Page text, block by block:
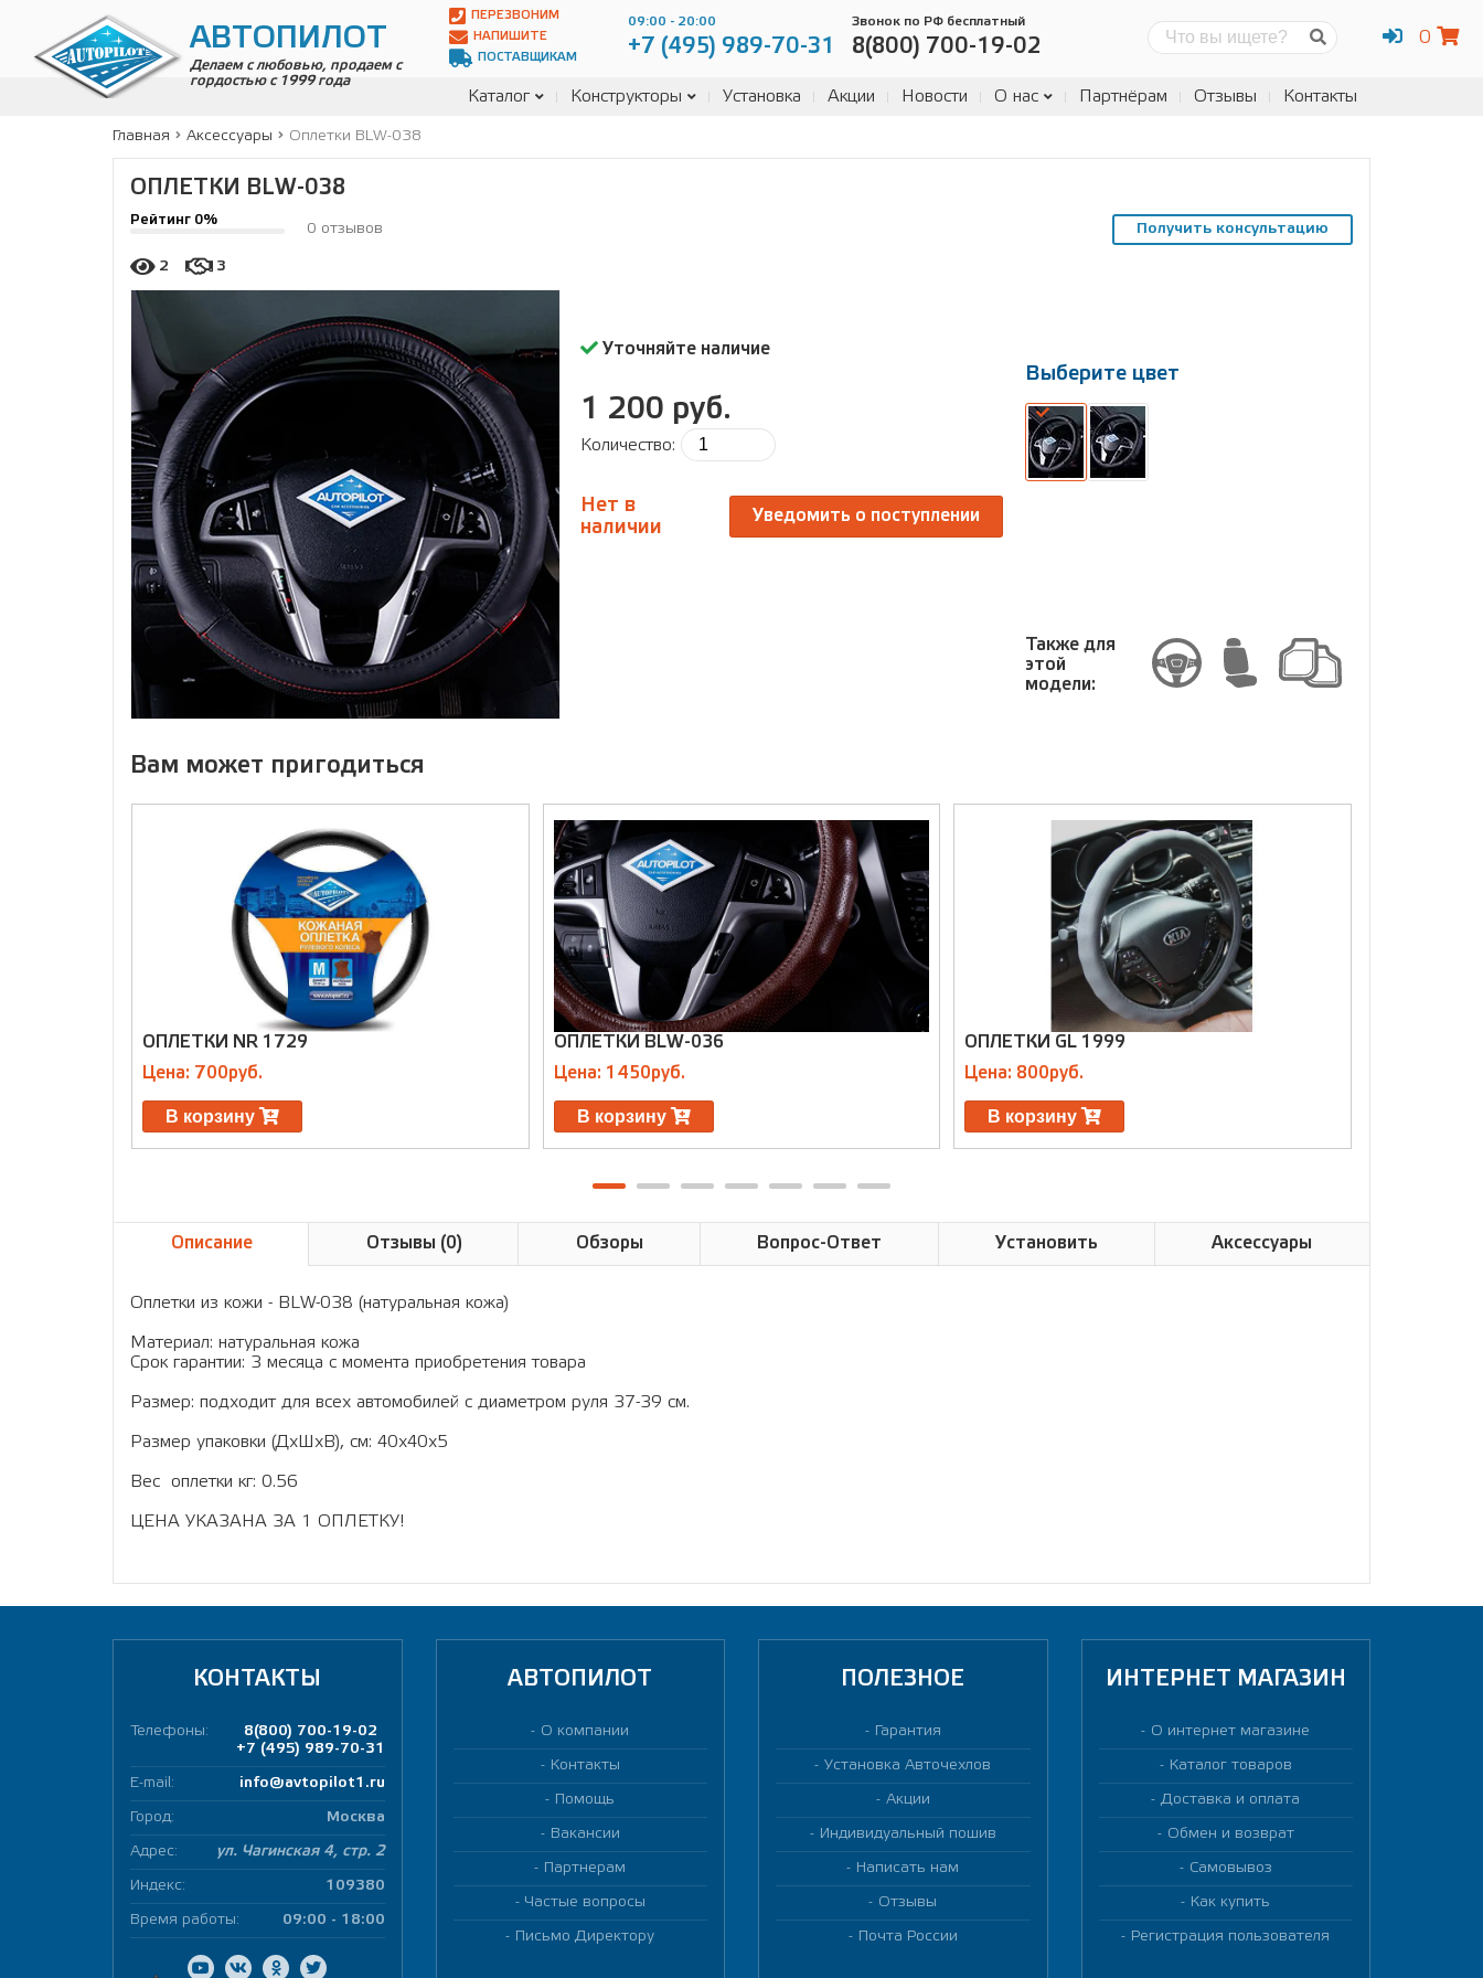
АВТОПИЛОТ
Делаем с любовью, продаем с
гордостью с 1999 года
ПЕРЕЗВОНИМ
НАПИШИТЕ
ПОСТАВЩИКАМ
09:00 - 20:00
+7 (495) 989-70-31
Звонок по РФ бесплатный
8(800) 700-19-02 0
Каталог Конструкторы Установка Акции Новости О нас Партнёрам Отзывы Контакты
Главная Аксессуары Оплетки BLW-038
ОПЛЕТКИ BLW-038
Рейтинг 0%
0 отзывов Получить консультацию
2 3
Уточняйте наличие
1 200 руб.
Количество:
Нет в
наличии
Уведомить о поступлении
Выберите цвет
Выберите
размер
Также для
этой
модели:
Вам может пригодиться
ОПЛЕТКИ NR 1729
Цена: 700руб.
В корзину
ОПЛЕТКИ BLW-036
Цена: 1450руб.
В корзину
ОПЛЕТКИ GL 1999
Цена: 800руб.
В корзину
Описание Отзывы (0) Обзоры Вопрос-Ответ Установить Аксессуары
Оплетки из кожи - BLW-038 (натуральная кожа)
Материал: натуральная кожа
Срок гарантии: 3 месяца с момента приобретения товара
Размер: подходит для всех автомобилей с диаметром руля 37-39 см.
Размер упаковки (ДхШхВ), см: 40x40x5
Вес оплетки кг: 0.56
ЦЕНА УКАЗАНА ЗА 1 ОПЛЕТКУ!
КОНТАКТЫ
Телефоны:
8(800) 700-19-02
+7 (495) 989-70-31
E-mail: info@avtopilot1.ru
Город: Москва
Адрес: ул. Чагинская 4, стр. 2
Индекс: 109380
Время работы: 09:00 - 18:00
АВТОПИЛОТ
О компании
Контакты
Помощь
Вакансии
Партнерам
Частые вопросы
Письмо Директору
ПОЛЕЗНОЕ
Гарантия
Установка Авточехлов
Акции
Индивидуальный пошив
Написать нам
Отзывы
Почта России
ИНТЕРНЕТ МАГАЗИН
О интернет магазине
Каталог товаров
Доставка и оплата
Обмен и возврат
Самовывоз
Как купить
Регистрация пользователя
Адрес:
Чагинская
info@avtopilot1.ru